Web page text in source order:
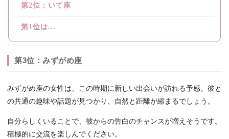
第2位：いて座
第1位は...
第3位：みずがめ座
みずがめ座の女性は、この時期に新しい出会いが訪れる予感。彼と
の共通の趣味や話題が見つかり、自然と距離が縮まるでしょう。
自分らしくいることで、彼からの告白のチャンスが増えそうです。
積極的に交流を楽しんでください。